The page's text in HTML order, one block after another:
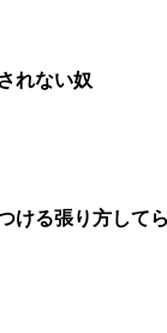
れない奴
ける張り方して